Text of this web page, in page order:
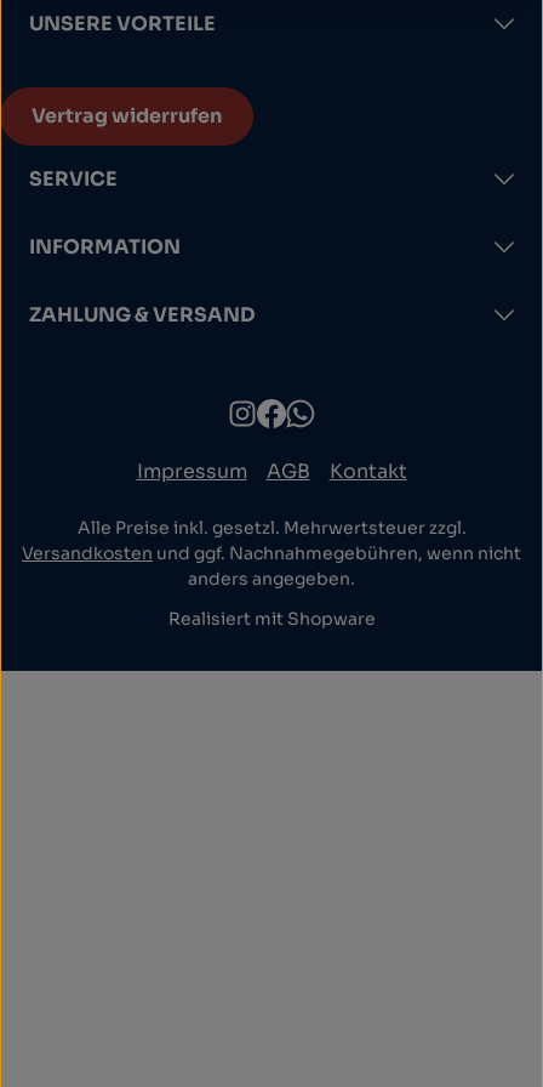
UNSERE VORTEILE
Vertrag widerrufen
SERVICE
INFORMATION
ZAHLUNG & VERSAND
Impressum AGB Kontakt
Alle Preise inkl. gesetzl. Mehrwertsteuer zzgl.
Versandkosten und ggf. Nachnahmegebühren, wenn nicht
anders angegeben.
Realisiert mit Shopware